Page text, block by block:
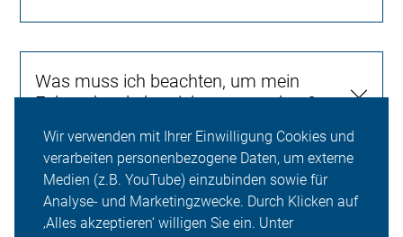
Wir verwenden mit Ihrer Einwilligung Cookies und
verarbeiten personenbezogene Daten, um externe
Medien (z.B. YouTube) einzubinden sowie für
Analyse- und Marketingzwecke. Durch Klicken auf
‚Alles akzeptieren‘ willigen Sie ein. Unter
Was muss ich beachten, um mein
Fahrrad verkehrssicher zu machen?
Worauf sollte ich als Radfahrer*in
achten?